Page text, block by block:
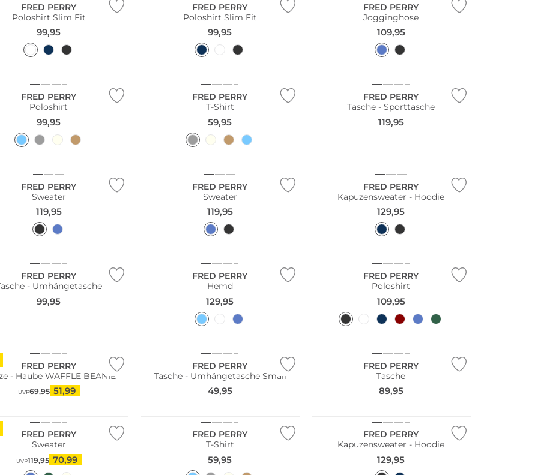
FRED PERRY
Poloshirt Slim Fit
99,95
FRED PERRY
Poloshirt Slim Fit
99,95
FRED PERRY
Jogginghose
109,95
FRED PERRY
Poloshirt
99,95
FRED PERRY
T-Shirt
59,95
FRED PERRY
Tasche - Sporttasche
119,95
FRED PERRY
Sweater
119,95
FRED PERRY
Sweater
119,95
FRED PERRY
Kapuzensweater - Hoodie
129,95
FRED PERRY
- Umhängetasche
99,95
FRED PERRY
Hemd
129,95
FRED PERRY
Poloshirt
109,95
FRED PERRY
- Haube WAFFLE BEANIE
UVP69,95 51,99
FRED PERRY
Tasche - Umhängetasche Small
49,95
FRED PERRY
Tasche
89,95
FRED PERRY
Sweater
UVP119,95 70,99
FRED PERRY
T-Shirt
59,95
FRED PERRY
Kapuzensweater - Hoodie
129,95